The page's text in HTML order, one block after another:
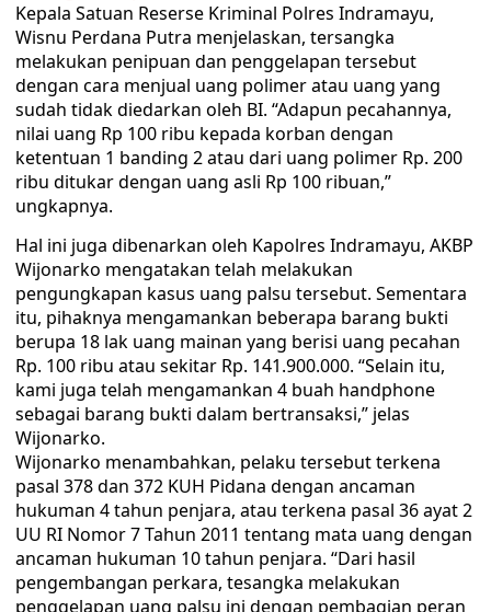
Kepala Satuan Reserse Kriminal Polres Indramayu,
Wisnu Perdana Putra menjelaskan, tersangka
melakukan penipuan dan penggelapan tersebut
dengan cara menjual uang polimer atau uang yang
sudah tidak diedarkan oleh BI. “Adapun pecahannya,
nilai uang Rp 100 ribu kepada korban dengan
ketentuan 1 banding 2 atau dari uang polimer Rp. 200
ribu ditukar dengan uang asli Rp 100 ribuan,”
ungkapnya.
Hal ini juga dibenarkan oleh Kapolres Indramayu, AKBP
Wijonarko mengatakan telah melakukan
pengungkapan kasus uang palsu tersebut. Sementara
itu, pihaknya mengamankan beberapa barang bukti
berupa 18 lak uang mainan yang berisi uang pecahan
Rp. 100 ribu atau sekitar Rp. 141.900.000. “Selain itu,
kami juga telah mengamankan 4 buah handphone
sebagai barang bukti dalam bertransaksi,” jelas
Wijonarko.
Wijonarko menambahkan, pelaku tersebut terkena
pasal 378 dan 372 KUH Pidana dengan ancaman
hukuman 4 tahun penjara, atau terkena pasal 36 ayat 2
UU RI Nomor 7 Tahun 2011 tentang mata uang dengan
ancaman hukuman 10 tahun penjara. “Dari hasil
pengembangan perkara, tesangka melakukan
penggelapan uang palsu ini dengan pembagian peran